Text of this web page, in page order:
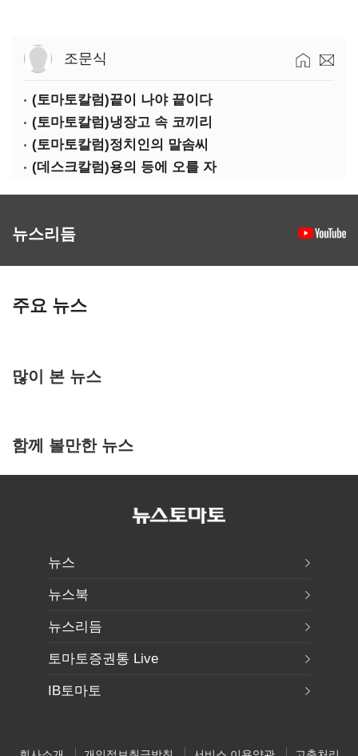
조문식
(토마토칼럼)끝이 나야 끝이다
(토마토칼럼)냉장고 속 코끼리
(토마토칼럼)정치인의 말솜씨
(데스크칼럼)용의 등에 오를 자
뉴스리듬
주요 뉴스
많이 본 뉴스
함께 볼만한 뉴스
뉴스
뉴스북
뉴스리듬
토마토증권통 Live
IB토마토